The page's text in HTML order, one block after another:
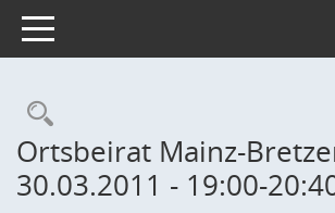
Toggle navigation
Rechercheauswahl
Ortsbeirat Mainz-
30.03.2011 - 19:00-